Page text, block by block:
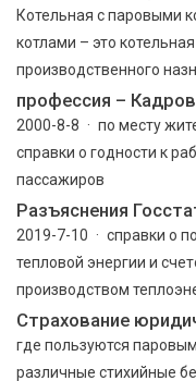
Котельная с паровыми
котлами – это
производственного
профессия –
2000-8-8 · по месту
справки о годности к
пассажиров
Разъяснения
2019-7-10 · справки о
тепловой энергии и
производством
Страхование
где пользуются
различные стихийные